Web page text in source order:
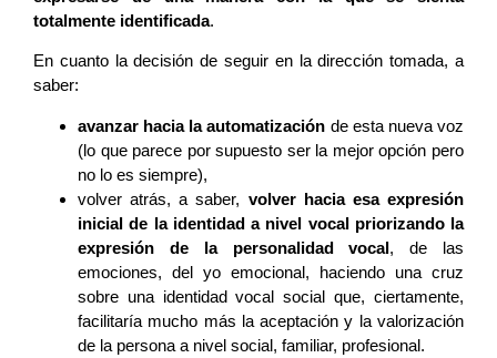
totalmente identificada.
En cuanto la decisión de seguir en la dirección tomada, a
saber:
avanzar hacia la automatización de esta nueva voz
(lo que parece por supuesto ser la mejor opción pero
no lo es siempre),
volver atrás, a saber, volver hacia esa expresión
inicial de la identidad a nivel vocal priorizando la
expresión de la personalidad vocal, de las
emociones, del yo emocional, haciendo una cruz
sobre una identidad vocal social que, ciertamente,
facilitaría mucho más la aceptación y la valorización
de la persona a nivel social, familiar, profesional.